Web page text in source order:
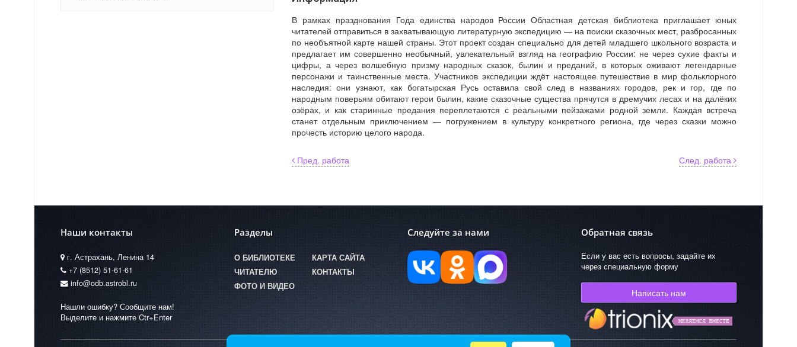
В рамках празднования Года единства народов России Областная детская библиотека приглашает юных
читателей отправиться в захватывающую литературную экспедицию — на поиски сказочных мест, разбросанных
по необъятной карте нашей страны. Этот проект создан специально для детей младшего школьного возраста и
предлагает им совершенно необычный, увлекательный взгляд на географию России: не через сухие факты и
цифры, а через волшебную призму народных сказок, былин и преданий, в которых оживают легендарные
персонажи и таинственные места. Участников экспедиции ждёт настоящее путешествие в мир фольклорного
наследия: они узнают, как богатырская Русь оставила свой след в названиях городов, рек и гор, где по
народным поверьям обитают герои былин, какие сказочные существа прячутся в дремучих лесах и на далёких
озёрах, и как старинные предания переплетаются с реальными пейзажами родной земли. Каждая встреча
станет отдельным приключением — погружением в культуру конкретного региона, где через сказки можно
прочесть историю целого народа.
След. работа
Пред. работа
Наши контакты
г. Астрахань, Ленина 14
+7 (8512) 51-61-61
info@odb.astrobl.ru
Нашли ошибку? Сообщите нам!
Выделите и нажмите Ctr+Enter
Разделы
О БИБЛИОТЕКЕ
ЧИТАТЕЛЮ
ФОТО И ВИДЕО
КАРТА САЙТА
КОНТАКТЫ
Следуйте за нами Обратная связь
Если у вас есть вопросы, задайте их
через специальную форму
Написать нам